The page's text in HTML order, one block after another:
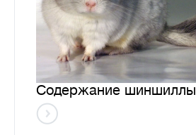
Содержание шиншиллы